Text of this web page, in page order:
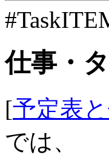
仕事・
[予定表
では、